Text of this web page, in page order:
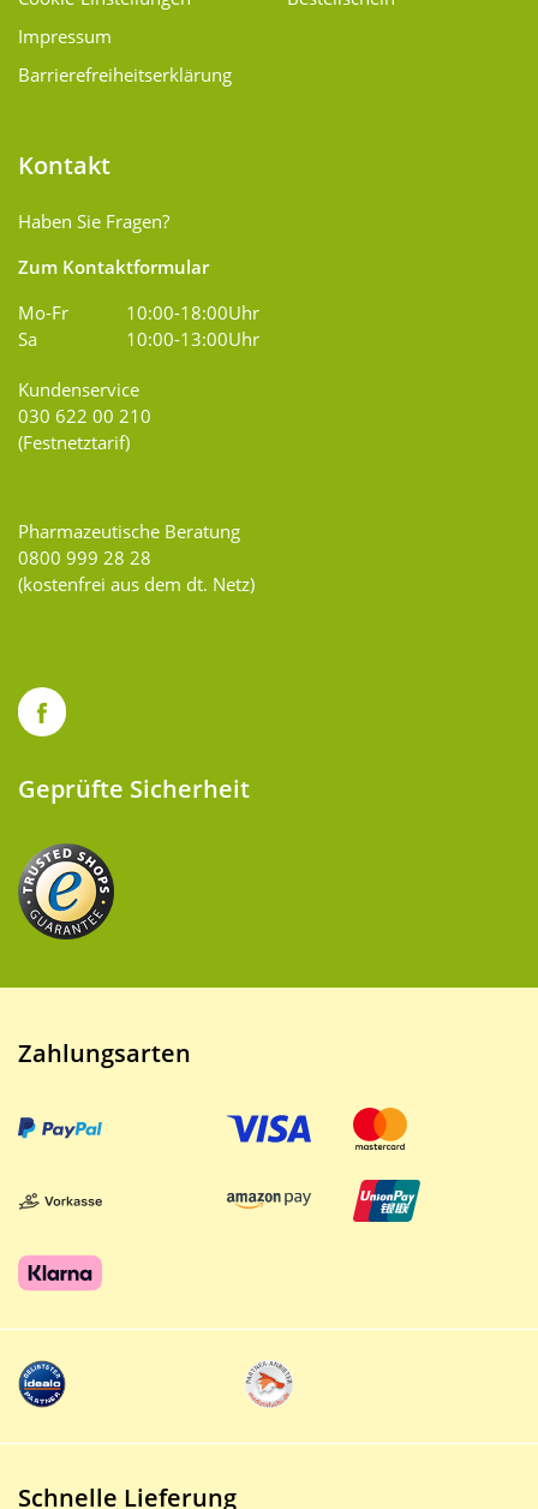
Impressum
Barrierefreiheitserklärung
Kontakt
Haben Sie Fragen?
Zum Kontaktformular
Mo-Fr
10:00-18:00Uhr
Sa
10:00-13:00Uhr
Kundenservice
030 622 00 210
(Festnetztarif)
Pharmazeutische Beratung
0800 999 28 28
(kostenfrei aus dem dt. Netz)
Geprüfte Sicherheit
Zahlungsarten
Schnelle Lieferung